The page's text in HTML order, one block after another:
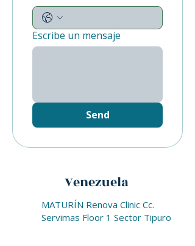
Escribe un mensaje
Send
Venezuela
MATURÍN Renova Clinic Cc.
Servimas Floor 1 Sector Tipuro